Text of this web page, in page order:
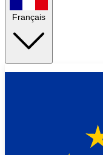
Français